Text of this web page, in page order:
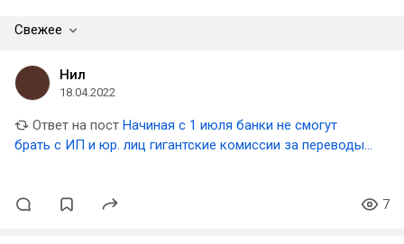
Свежее
Нил
18.04.2022
Ответ на пост Начиная с 1 июля банки не смогут
брать с ИП и юр. лиц гигантские комиссии за переводы
7